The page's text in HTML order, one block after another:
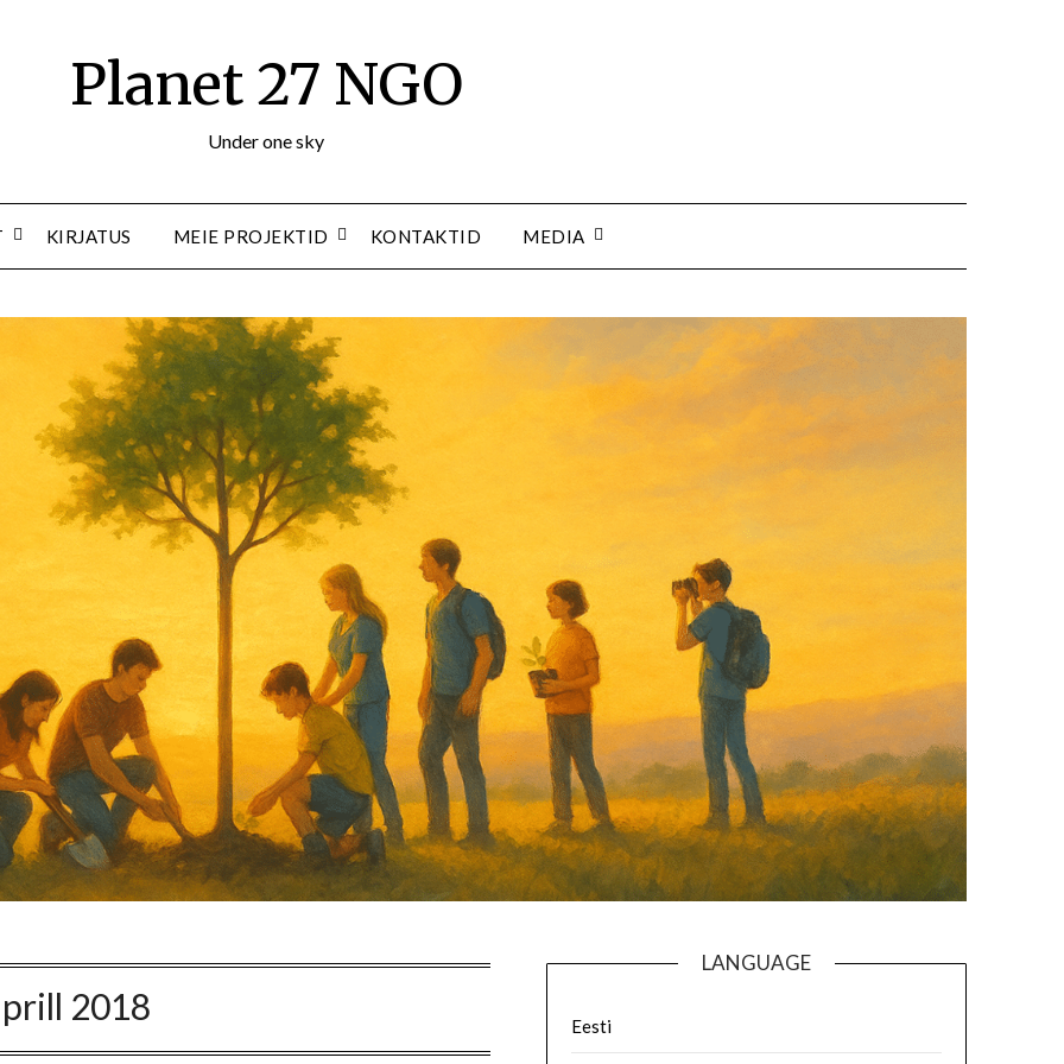
Planet 27 NGO
Under one sky
KIRJATUS MEIE PROJEKTID KONTAKTID MEDIA
2018
LANGUAGE
Eesti